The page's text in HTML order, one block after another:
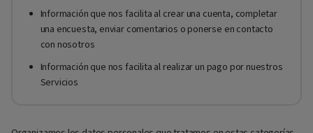
Información que nos facilita al crear una cuenta, completar
una encuesta, enviar comentarios o ponerse en contacto
con nosotros
Información que nos facilita al realizar un pago por nuestros
Servicios